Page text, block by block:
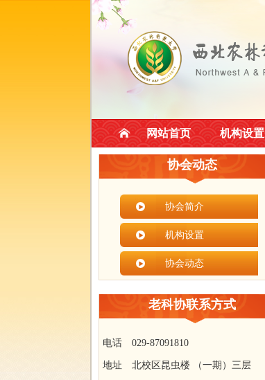
网站首页 机构设置
协会动态
协会简介
机构设置
协会动态
老科协联系方式
电话 029-87091810
地址 北校区昆虫楼 （一期）三层